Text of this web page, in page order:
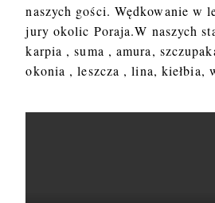
naszych gości. Wędkowanie w
jury okolic Poraja.W naszych
karpia , suma , amura,
okonia , leszcza , lina, kiełbia,